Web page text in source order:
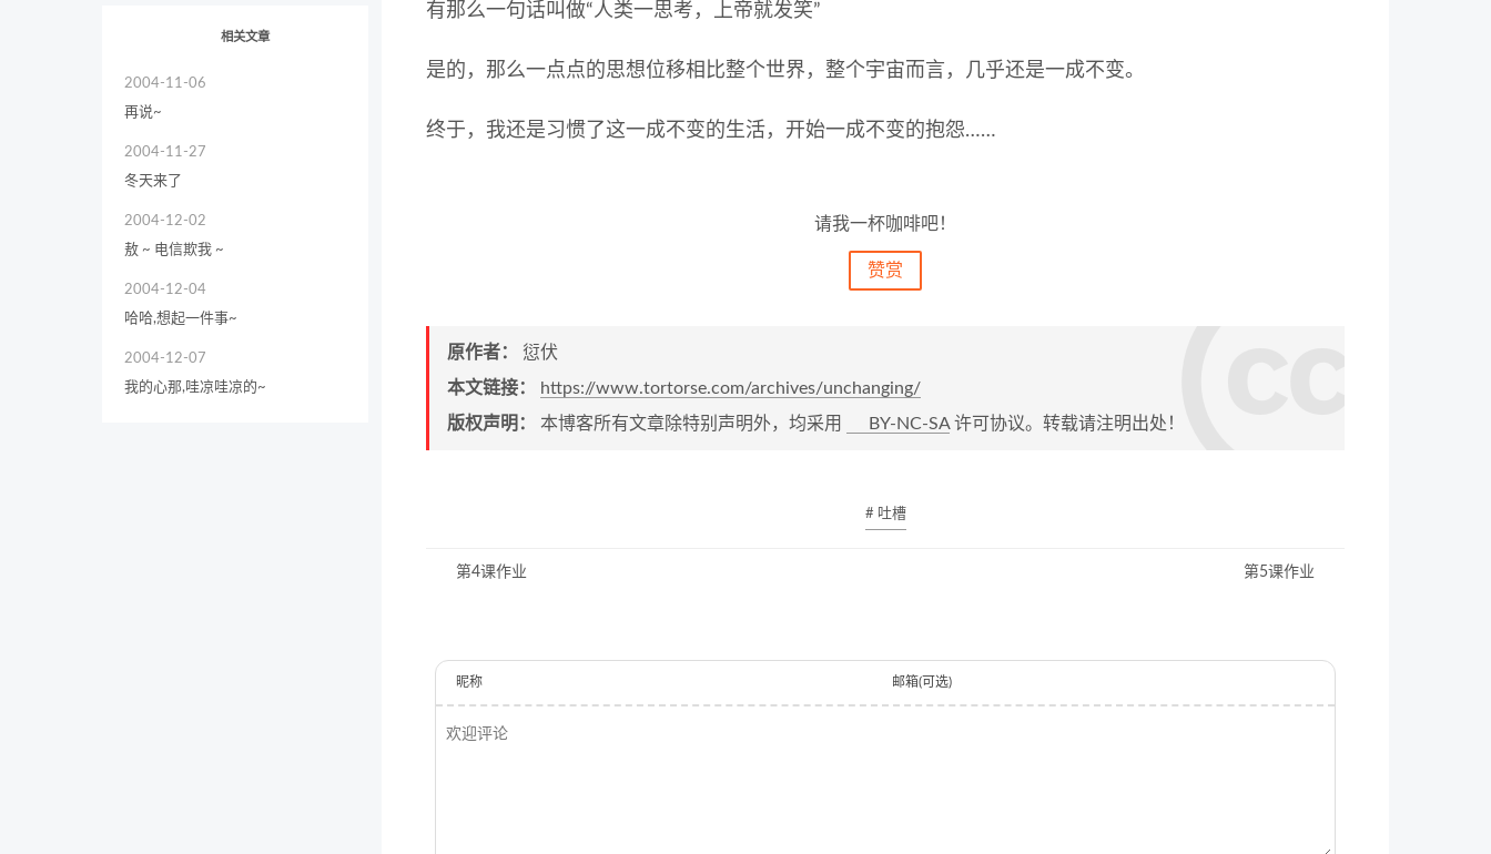
相关文章
2004-11-06
再说~
2004-11-27
冬天来了
2004-12-02
敖 ~ 电信欺我 ~
2004-12-04
哈哈,想起一件事~
2004-12-07
我的心那,哇凉哇凉的~
有那么一句话叫做“人类一思考，上帝就发笑”
是的，那么一点点的思想位移相比整个世界，整个宇宙而言，几乎还是一成不变。
终于，我还是习惯了这一成不变的生活，开始一成不变的抱怨……
请我一杯咖啡吧！
赞赏
原作者： 愆伏
本文链接：
https://www.tortorse.com/archives/unchanging/
版权声明： 本博客所有文章除特别声明外，均采用 BY-NC-SA许可协议。转载请注明出处！
# 吐槽
第4课作业 第5课作业
昵称 邮箱(可选)